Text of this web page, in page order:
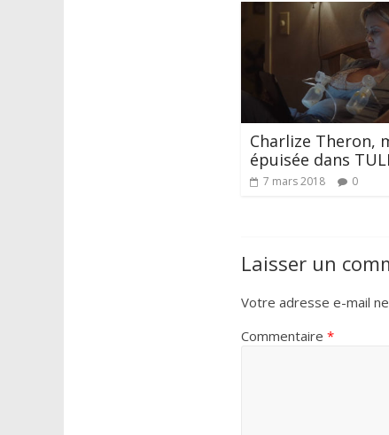
Charlize Theron,
épuisée dans
7 mars 2018 0
Laisser un
Votre adresse e-mail
Commentaire *